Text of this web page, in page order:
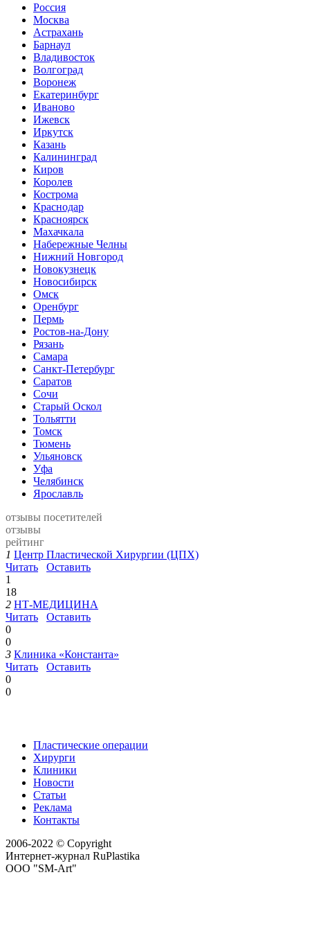
Россия
Москва
Астрахань
Барнаул
Владивосток
Волгоград
Воронеж
Екатеринбург
Иваново
Ижевск
Иркутск
Казань
Калининград
Киров
Королев
Кострома
Краснодар
Красноярск
Махачкала
Набережные Челны
Нижний Новгород
Новокузнецк
Новосибирск
Омск
Оренбург
Пермь
Ростов-на-Дону
Рязань
Самара
Санкт-Петербург
Саратов
Сочи
Старый Оскол
Тольятти
Томск
Тюмень
Ульяновск
Уфа
Челябинск
Ярославль
отзывы посетителей
отзывы
рейтинг
1 Центр Пластической Хирургии (ЦПХ)
Читать
Оставить
1
18
2 НТ-МЕДИЦИНА
Читать
Оставить
0
0
3 Клиника «Константа»
Читать
Оставить
0
0
Пластические операции
Хирурги
Клиники
Новости
Статьи
Реклама
Контакты
2006-2022 © Copyright
Интернет-журнал RuPlastika
ООО "SM-Art"